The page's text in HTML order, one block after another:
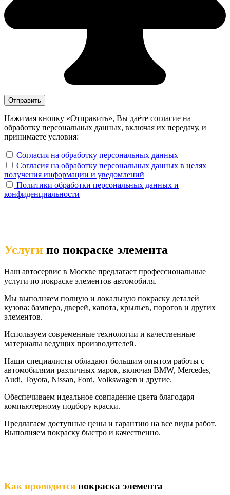
Нажимая кнопку «Отправить», Вы даёте согласие на
обработку персональных данных, включая их передачу, и
принимаете условия:
Согласия на обработку персональных данных
Согласия на обработку персональных данных в целях
получения информации и уведомлений
Политики обработки персональных данных и
конфиденциальности
Услуги по покраске элемента
Наш автосервис в Москве предлагает профессиональные
услуги по покраске элементов автомобиля.
Мы выполняем полную и локальную покраску деталей
кузова: бампера, дверей, капота, крыльев, порогов и других
элементов.
Используем современные технологии и качественные
материалы ведущих производителей.
Наши специалисты обладают большим опытом работы с
автомобилями различных марок, включая BMW, Mercedes,
Audi, Toyota, Nissan, Ford, Volkswagen и другие.
Обеспечиваем идеальное совпадение цвета благодаря
компьютерному подбору краски.
Предлагаем доступные цены и гарантию на все виды работ.
Выполняем покраску быстро и качественно.
Как проводится покраска элемента